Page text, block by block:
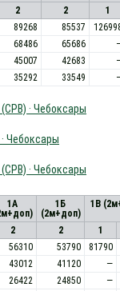
2 2
1
89268 85537
68486 65686
45007 42683
35292 33549
· Чебоксары
Чебоксары
· Чебоксары
1А
1Б
(2м+доп)
1В
2 2
1
56310 53790
81790
43012 41120
—
26422 24850
—